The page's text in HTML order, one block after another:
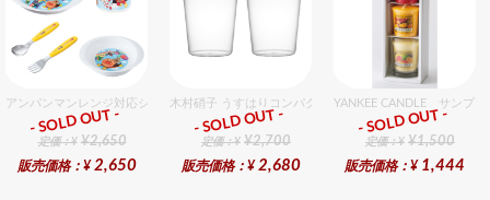
アンパンマンレンジ対応シリーズセット セット販売商品です。
ギフト
定価：¥ ¥2,650
販売価格：¥ 2,650
- SOLD OUT -
木村硝子 うすはりコンパクト270cc オールドグラスギフ
ギフト
定価：¥ ¥2,700
販売価格：¥ 2,680
- SOLD OUT -
YANKEE CANDLE サンプ
ギフト
定価：¥ ¥1,500
販売価格：¥ 1,444
- SOLD OUT -